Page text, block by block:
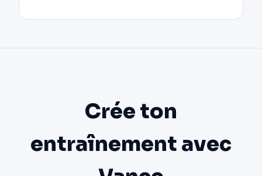
Crée ton
entraînement avec